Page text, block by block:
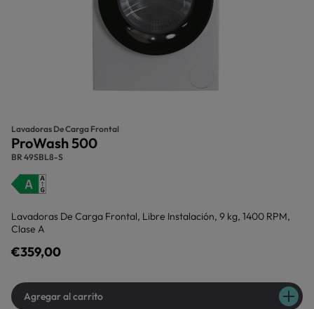
Lavadoras De Carga Frontal
ProWash 500
BR 49SBL8-S
Lavadoras De Carga Frontal, Libre Instalación, 9 kg, 1400 RPM,
Clase A
€359,00
Agregar al carrito